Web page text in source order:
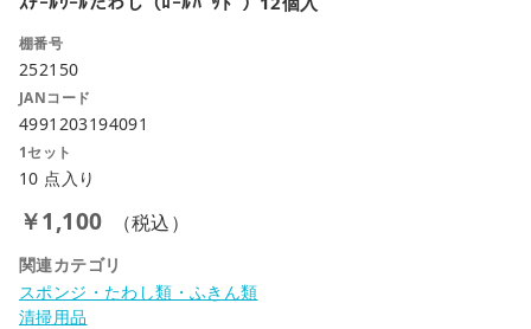
棚番号
252150
JANコード
4991203194091
1セット
10 点入り
￥1,100 （税込）
関連カテゴリ
スポンジ・たわし類・ふきん類
清掃用品